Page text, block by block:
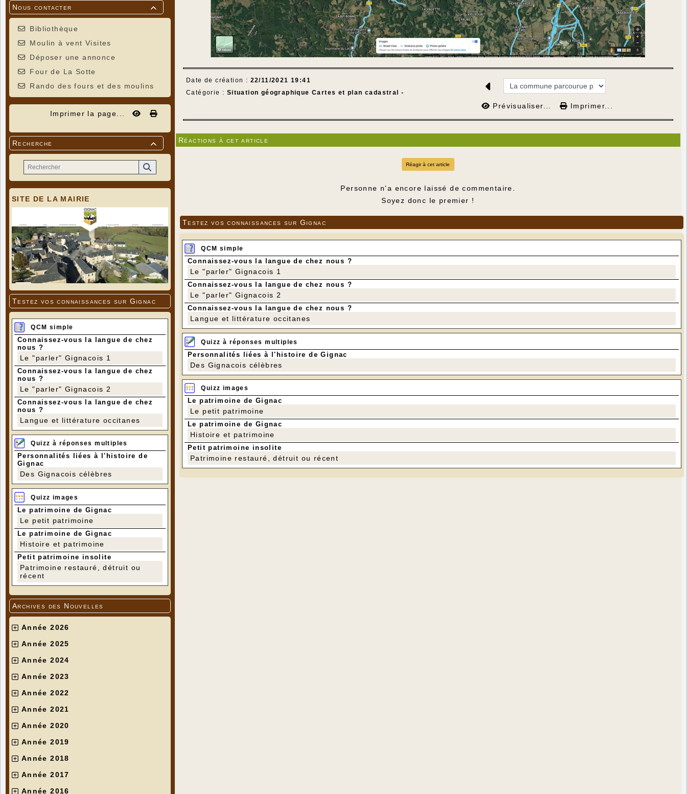

Nous contacter
Bibliothèque
Moulin à vent Visites
Déposer une annonce
Four de La Sotte
Rando des fours et des moulins
Imprimer la page...

Recherche
SITE DE LA MAIRIE
Testez vos connaissances sur Gignac
QCM simple
Connaissez-vous la langue de chez
nous ?
Le "parler" Gignacois 1
Connaissez-vous la langue de chez
nous ?
Le "parler" Gignacois 2
Connaissez-vous la langue de chez
nous ?
Langue et littérature occitanes
Quizz à réponses multiples
Personnalités liées à l'histoire de
Gignac
Des Gignacois célèbres
Quizz images
Le patrimoine de Gignac
Le petit patrimoine
Le patrimoine de Gignac
Histoire et patrimoine
Petit patrimoine insolite
Patrimoine restauré, détruit ou
récent
Archives des Nouvelles
Année 2026
Année 2025
Année 2024
Année 2023
Année 2022
Année 2021
Année 2020
Année 2019
Année 2018
Année 2017
Année 2016
Date de création : 22/11/2021 19:41
Catégorie : Situation géographique Cartes et plan cadastral -
Prévisualiser... Imprimer...
Réactions à cet article
Réagir à cet article
Personne n'a encore laissé de commentaire.
Soyez donc le premier !
Testez vos connaissances sur Gignac
QCM simple
Connaissez-vous la langue de chez nous ?
Le "parler" Gignacois 1
Connaissez-vous la langue de chez nous ?
Le "parler" Gignacois 2
Connaissez-vous la langue de chez nous ?
Langue et littérature occitanes
Quizz à réponses multiples
Personnalités liées à l'histoire de Gignac
Des Gignacois célèbres
Quizz images
Le patrimoine de Gignac
Le petit patrimoine
Le patrimoine de Gignac
Histoire et patrimoine
Petit patrimoine insolite
Patrimoine restauré, détruit ou récent